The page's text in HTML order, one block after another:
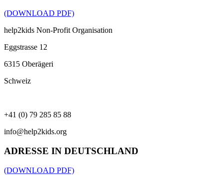
(DOWNLOAD PDF)
help2kids Non-Profit Organisation
Eggstrasse 12
6315 Oberägeri
Schweiz
+41 (0) 79 285 85 88
info@help2kids.org
ADRESSE IN DEUTSCHLAND
(DOWNLOAD PDF)